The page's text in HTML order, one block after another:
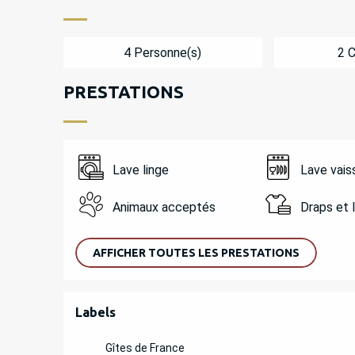
4 Personne(s) 2
PRESTATIONS
Lave linge Lave
Animaux acceptés Draps et
AFFICHER TOUTES LES PRESTATIONS
OFFRES DE
Labels
Labels
Gîtes de France